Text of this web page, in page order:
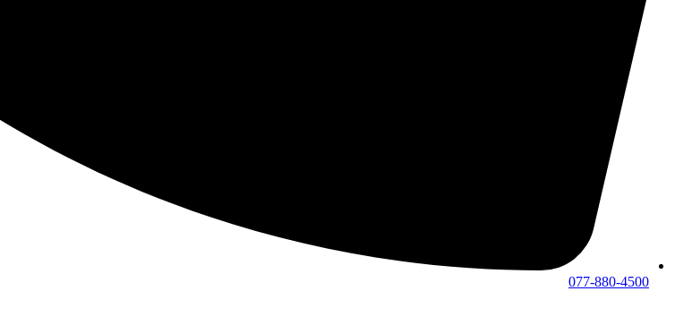
077-880-4500